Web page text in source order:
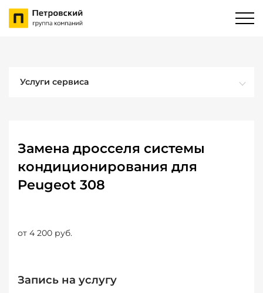
Услуги сервиса
Замена дросселя системы
кондиционирования для
Peugeot 308
от 4 200 руб.
Запись на услугу